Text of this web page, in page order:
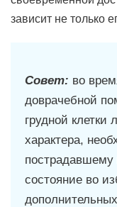
зависит не только
Совет: во
доврачебной
грудной клетки
характера,
пострадавшему
состояние во